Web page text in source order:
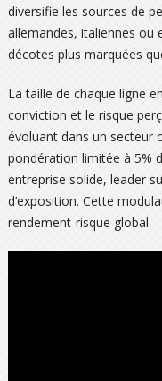
diversifie les sources de
allemandes, italiennes ou
décotes plus marquées
La taille de chaque ligne
conviction et le risque
évoluant dans un secteur
pondération limitée à 5%
entreprise solide, leader
d’exposition. Cette
rendement-risque global.